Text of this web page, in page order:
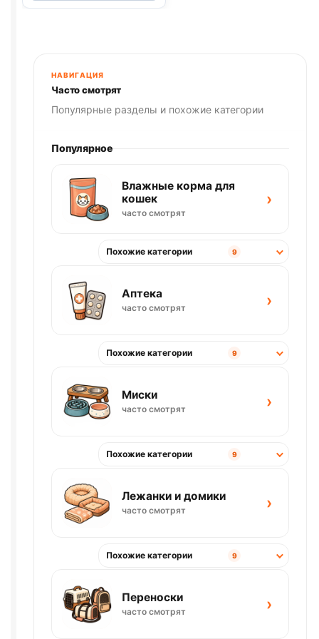
сух.
весовой
1кг
НАВИГАЦИЯ
Часто смотрят
Популярные разделы и похожие категории
Популярное
Влажные корма для
кошек
часто смотрят
›
Похожие категории 9
Аптека
часто смотрят ›
Похожие категории 9
Миски
часто смотрят ›
Похожие категории 9
Лежанки и домики
часто смотрят ›
Похожие категории 9
Переноски
часто смотрят ›